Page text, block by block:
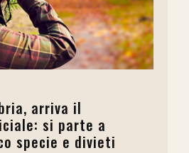
arriva il
si parte a
specie e divieti